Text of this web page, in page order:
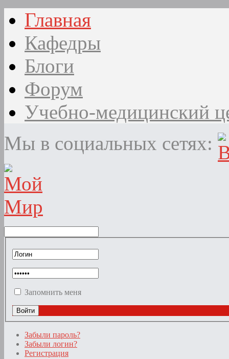
Главная
Кафедры
Блоги
Форум
Учебно-медицинский
Мы в социальных сетях:
Запомнить меня
Забыли пароль?
Забыли логин?
Регистрация